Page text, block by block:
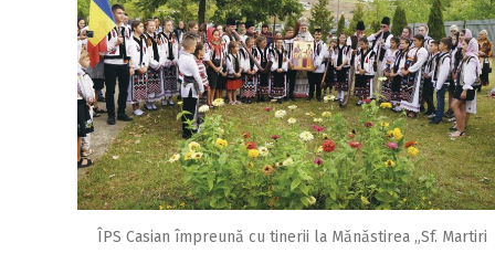
ÎPS Casian împreună cu tinerii la Mănăstirea „Sf. Martiri